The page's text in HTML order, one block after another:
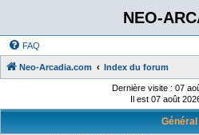
NEO-
FAQ
Neo-Arcadia.com Index du forum
Dernière visite : 07
Il est 07 août
Général